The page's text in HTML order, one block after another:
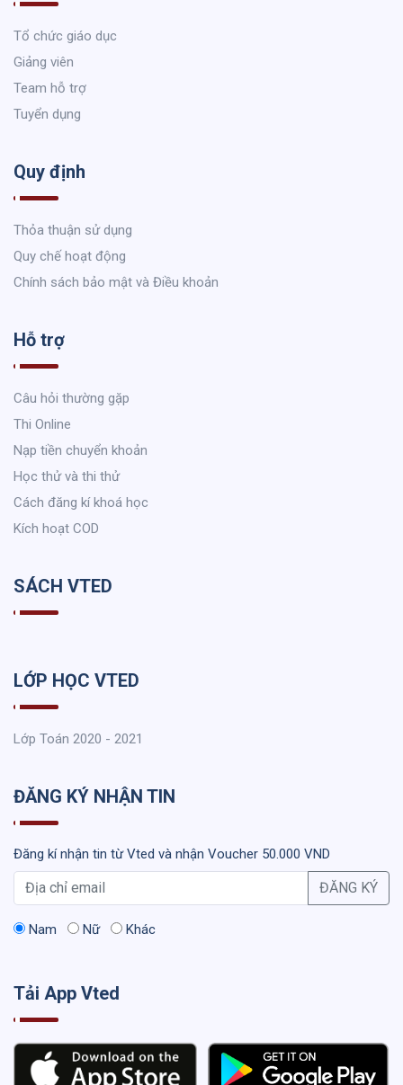
Tổ chức giáo dục
Giảng viên
Team hỗ trợ
Tuyển dụng
Quy định
Thỏa thuận sử dụng
Quy chế hoạt động
Chính sách bảo mật và Điều khoản
Hỗ trợ
Câu hỏi thường gặp
Thi Online
Nạp tiền chuyển khoản
Học thử và thi thử
Cách đăng kí khoá học
Kích hoạt COD
SÁCH VTED
LỚP HỌC VTED
Lớp Toán 2020 - 2021
ĐĂNG KÝ NHẬN TIN
Đăng kí nhận tin từ Vted và nhận Voucher 50.000 VND
ĐĂNG KÝ
Nam Nữ Khác
Tải App Vted